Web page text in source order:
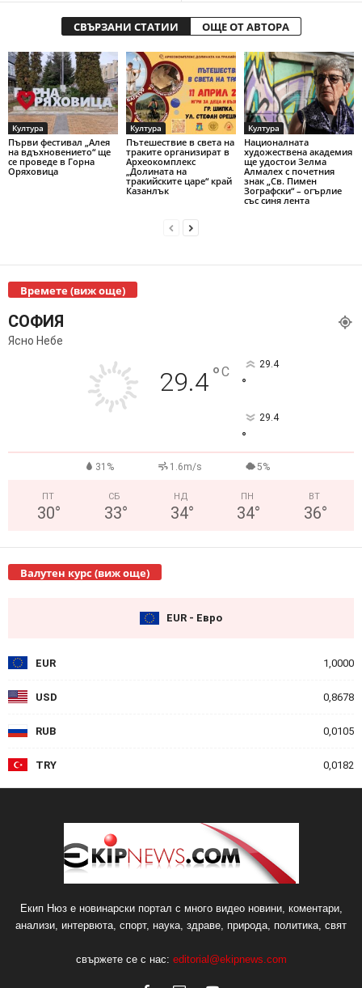
СВЪРЗАНИ СТАТИИ ОЩЕ ОТ АВТОРА
Култура
Първи фестивал „Алея
на вдъхновението“ ще
се проведе в Горна
Оряховица
Култура
Пътешествие в света на
траките организират в
Археокомплекс
„Долината на
тракийските царе“ край
Казанлък
Култура
Националната
художествена академия
ще удостои Зелма
Алмалех с почетния
знак „Св. Пимен
Зографски“ – огърлие
със синя лента
Времете (виж още)
СОФИЯ
Ясно Небе
29.4°C 29.4
°
29.4
°
31% 1.6m/s 5%
ПТ
30°
СБ
33°
НД
34°
ПН
34°
ВТ
36°
Валутен курс (виж още)
EUR - Евро
EUR 1,0000
USD 0,8678
RUB 0,0105
TRY 0,0182
Екип Нюз е новинарски портал с много видео новини, коментари,
анализи, интервюта, спорт, наука, здраве, природа, политика, свят
свържете се с нас: editorial@ekipnews.com